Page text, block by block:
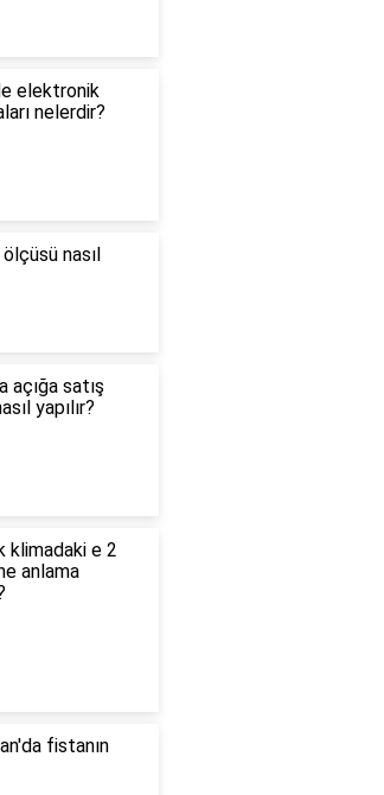
elektronik
nelerdir?
ölçüsü nasıl
açığa satış
yapılır?
klimadaki e 2
anlama
fistanın